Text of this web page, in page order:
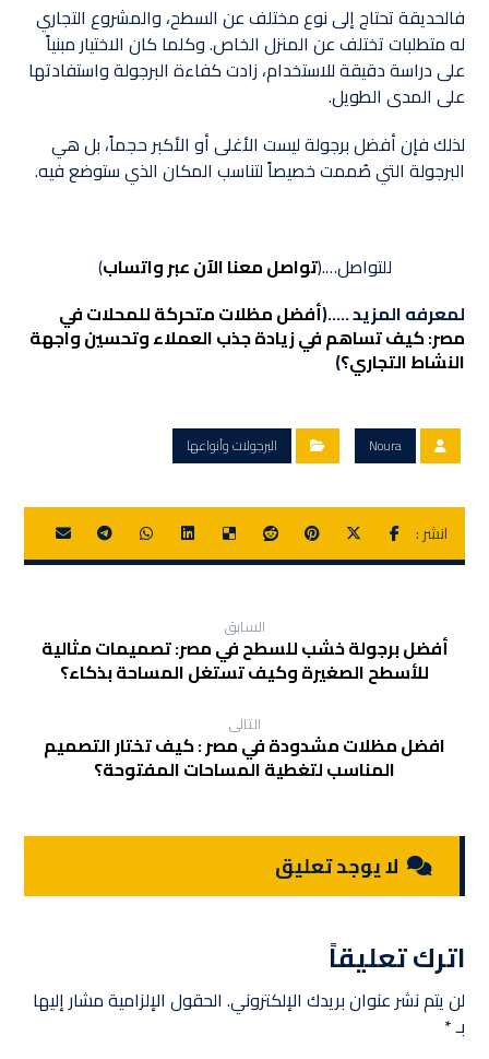
فالحديقة تحتاج إلى نوع مختلف عن السطح، والمشروع التجاري
له متطلبات تختلف عن المنزل الخاص. وكلما كان الاختيار مبنياً
على دراسة دقيقة للاستخدام، زادت كفاءة البرجولة واستفادتها
على المدى الطويل.
لذلك فإن أفضل برجولة ليست الأغلى أو الأكبر حجماً، بل هي
البرجولة التي صُممت خصيصاً لتناسب المكان الذي ستوضع فيه.
للتواصل….(تواصل معنا الآن عبر واتساب)
لمعرفه المزيد …..(أفضل مظلات متحركة للمحلات في
مصر: كيف تساهم في زيادة جذب العملاء وتحسين واجهة
النشاط التجاري؟)
Noura البرجولات وأنواعها
السابق
أفضل برجولة خشب للسطح في مصر: تصميمات مثالية
للأسطح الصغيرة وكيف تستغل المساحة بذكاء؟
التالى
افضل مظلات مشدودة في مصر : كيف تختار التصميم
المناسب لتغطية المساحات المفتوحة؟
لا يوجد تعليق
اترك تعليقاً
لن يتم نشر عنوان بريدك الإلكتروني. الحقول الإلزامية مشار إليها
بـ*